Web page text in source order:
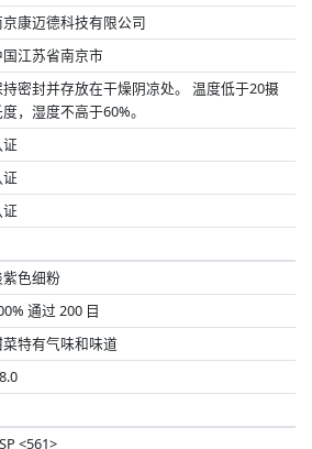
康迈德科技有限公司
国江苏省南京市
持密封并存放在干燥阴凉处。 温度低于20摄
度，湿度不高于60%。
紫色细粉
通过 200 目
特有气味和味道
<561>